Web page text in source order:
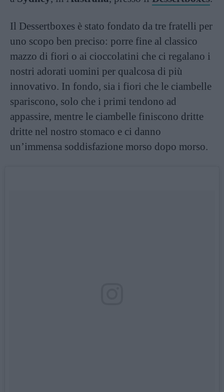
Il Dessertboxes è stato fondato da tre fratelli per
uno scopo ben preciso: porre fine al classico
mazzo di fiori o ai cioccolatini che ci regalano i
nostri adorati uomini per qualcosa di più
innovativo. In fondo, sia i fiori che le ciambelle
spariscono, solo che i primi tendono ad
appassire, mentre le ciambelle finiscono dritte
dritte nel nostro stomaco e ci danno
un’immensa soddisfazione morso dopo morso.